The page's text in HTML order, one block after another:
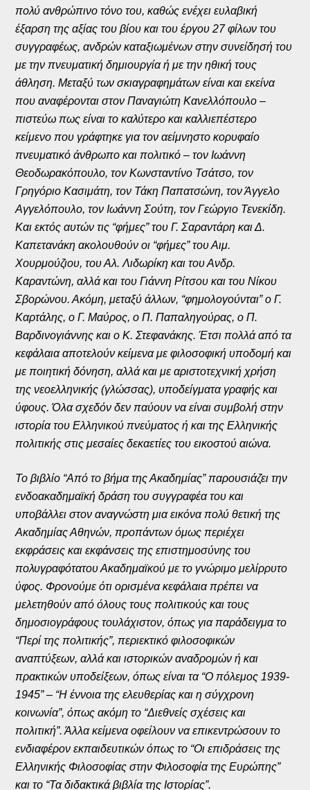
πολύ ανθρώπινο τόνο του, καθώς ενέχει ευλαβική
έξαρση της αξίας του βίου και του έργου 27 φίλων του
συγγραφέως, ανδρών καταξιωμένων στην συνείδησή του
με την πνευματική δημιουργία ή με την ηθική τους
άθληση. Μεταξύ των σκιαγραφημάτων είναι και εκείνα
που αναφέρονται στον Παναγιώτη Κανελλόπουλο –
πιστεύω πως είναι το καλύτερο και καλλιεπέστερο
κείμενο που γράφτηκε για τον αείμνηστο κορυφαίο
πνευματικό άνθρωπο και πολιτικό – τον Ιωάννη
Θεοδωρακόπουλο, τον Κωνσταντίνο Τσάτσο, τον
Γρηγόριο Κασιμάτη, τον Τάκη Παπατσώνη, τον Άγγελο
Αγγελόπουλο, τον Ιωάννη Σούτη, τον Γεώργιο Τενεκίδη.
Και εκτός αυτών τις “φήμες” του Γ. Σαραντάρη και Δ.
Καπετανάκη ακολουθούν οι “φήμες” του Αιμ.
Χουρμούζιου, του Αλ. Λιδωρίκη και του Ανδρ.
Καραντώνη, αλλά και του Γιάννη Ρίτσου και του Νίκου
Σβορώνου. Ακόμη, μεταξύ άλλων, “φημολογούνται” ο Γ.
Καρτάλης, ο Γ. Μαύρος, ο Π. Παπαληγούρας, ο Π.
Βαρδινογιάννης και ο Κ. Στεφανάκης. Έτσι πολλά από τα
κεφάλαια αποτελούν κείμενα με φιλοσοφική υποδομή και
με ποιητική δόνηση, αλλά και με αριστοτεχνική χρήση
της νεοελληνικής (γλώσσας), υποδείγματα γραφής και
ύφους. Όλα σχεδόν δεν παύουν να είναι συμβολή στην
ιστορία του Ελληνικού πνεύματος ή και της Ελληνικής
πολιτικής στις μεσαίες δεκαετίες του εικοστού αιώνα.
Το βιβλίο “Από το βήμα της Ακαδημίας” παρουσιάζει την
ενδοακαδημαϊκή δράση του συγγραφέα του και
υποβάλλει στον αναγνώστη μια εικόνα πολύ θετική της
Ακαδημίας Αθηνών, προπάντων όμως περιέχει
εκφράσεις και εκφάνσεις της επιστημοσύνης του
πολυγραφότατου Ακαδημαϊκού με το γνώριμο μελίρρυτο
ύφος. Φρονούμε ότι ορισμένα κεφάλαια πρέπει να
μελετηθούν από όλους τους πολιτικούς και τους
δημοσιογράφους τουλάχιστον, όπως για παράδειγμα το
“Περί της πολιτικής”, περιεκτικό φιλοσοφικών
αναπτύξεων, αλλά και ιστορικών αναδρομών ή και
πρακτικών υποδείξεων, όπως είναι τα “Ο πόλεμος 1939-
1945” – “Η έννοια της ελευθερίας και η σύγχρονη
κοινωνία”, όπως ακόμη το “Διεθνείς σχέσεις και
πολιτική”. Άλλα κείμενα οφείλουν να επικεντρώσουν το
ενδιαφέρον εκπαιδευτικών όπως το “Οι επιδράσεις της
Ελληνικής Φιλοσοφίας στην Φιλοσοφία της Ευρώπης”
και το “Τα διδακτικά βιβλία της Ιστορίας”.